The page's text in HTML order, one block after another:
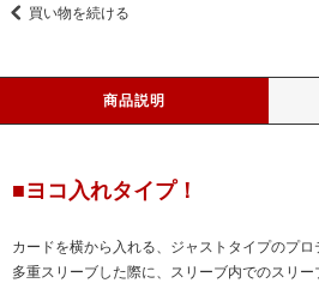
買い物を続ける
商品説明
■ヨコ入れタイプ！
カードを横から入れる、ジャストタイプのプロ
多重スリーブした際に、スリーブ内でのスリ